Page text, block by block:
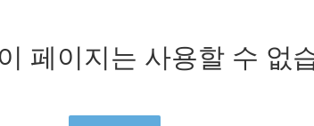
페이지는 사용할 수 없